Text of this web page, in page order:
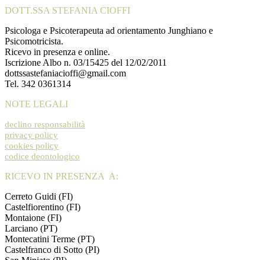
DOTT.SSA STEFANIA CIOFFI
Psicologa e Psicoterapeuta ad orientamento Junghiano e
Psicomotricista.
Ricevo in presenza e online.
Iscrizione Albo n. 03/15425 del 12/02/2011
dottssastefaniacioffi@gmail.com
Tel. 342 0361314
NOTE LEGALI
declino responsabilità
privacy policy
cookies policy
codice deontologico
RICEVO IN PRESENZA A:
Cerreto Guidi (FI)
Castelfiorentino (FI)
Montaione (FI)
Larciano (PT)
Montecatini Terme (PT)
Castelfranco di Sotto (PI)